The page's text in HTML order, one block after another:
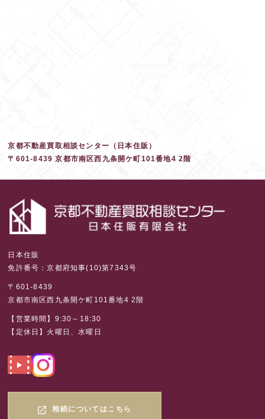
京都不動産買取相談センター（日本住販）
〒601-8439 京都市南区西九条開ケ町101番地4 2階
日本住販
免許番号：京都府知事(10)第7343号
〒601-8439
京都市南区西九条開ケ町101番地4 2階
【営業時間】9:30～18:30
【定休日】火曜日、水曜日
相続についてはこちら